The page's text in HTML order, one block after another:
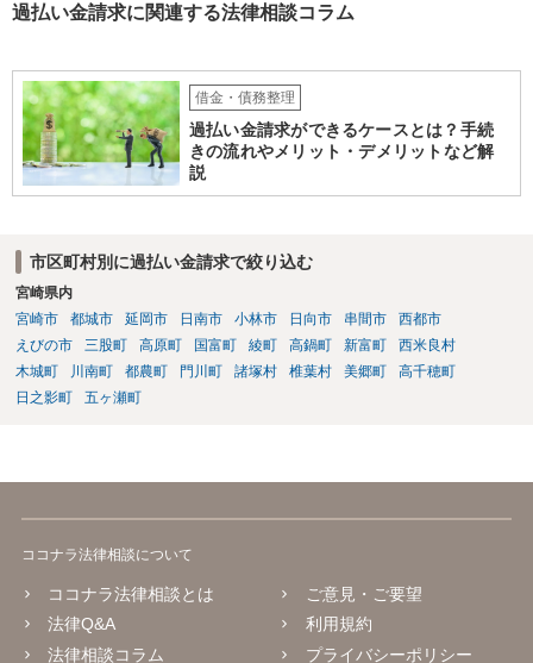
過払い金請求に関連する法律相談コラム
借金・債務整理
過払い金請求ができるケースとは？手続
きの流れやメリット・デメリットなど解
説
市区町村別に過払い金請求で絞り込む
宮崎県内
宮崎市
都城市 延岡市 日南市 小林市 日向市 串間市
西都市
えびの市
三股町 高原町 国富町 綾町 高鍋町 新富町
西米良村
木城町
川南町 都農町 門川町 諸塚村 椎葉村 美郷町
高千穂町
日之影町
五ヶ瀬町
ココナラ法律相談について
ココナラ法律相談とは
法律Q&A
法律相談コラム
ご意見・ご要望
利用規約
プライバシーポリシー